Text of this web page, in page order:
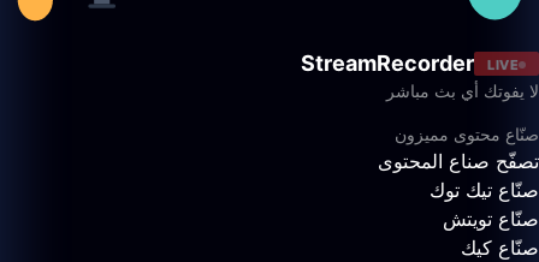
LIVE
StreamRecorder
لا يفوتك أي بث مباشر
صنّاع محتوى مميزون
تصفّح صناع المحتوى
صنّاع تيك توك
صنّاع تويتش
صنّاع كيك